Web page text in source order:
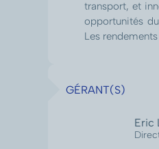
transport, et
opportunités
Les rendements
GÉRANT(S)
Eric